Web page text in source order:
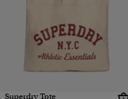
Superdry Tote